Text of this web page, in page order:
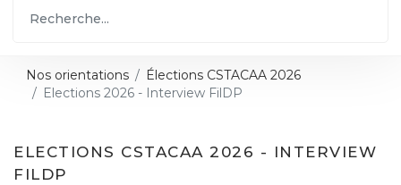
Nos orientations
Élections CSTACAA 2026
Elections 2026 - Interview FilDP
ELECTIONS CSTACAA 2026 - INTERVIEW
FILDP